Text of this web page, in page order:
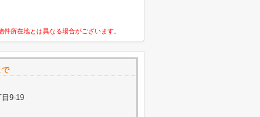
所在地とは異なる場合がございます。
で
9-19